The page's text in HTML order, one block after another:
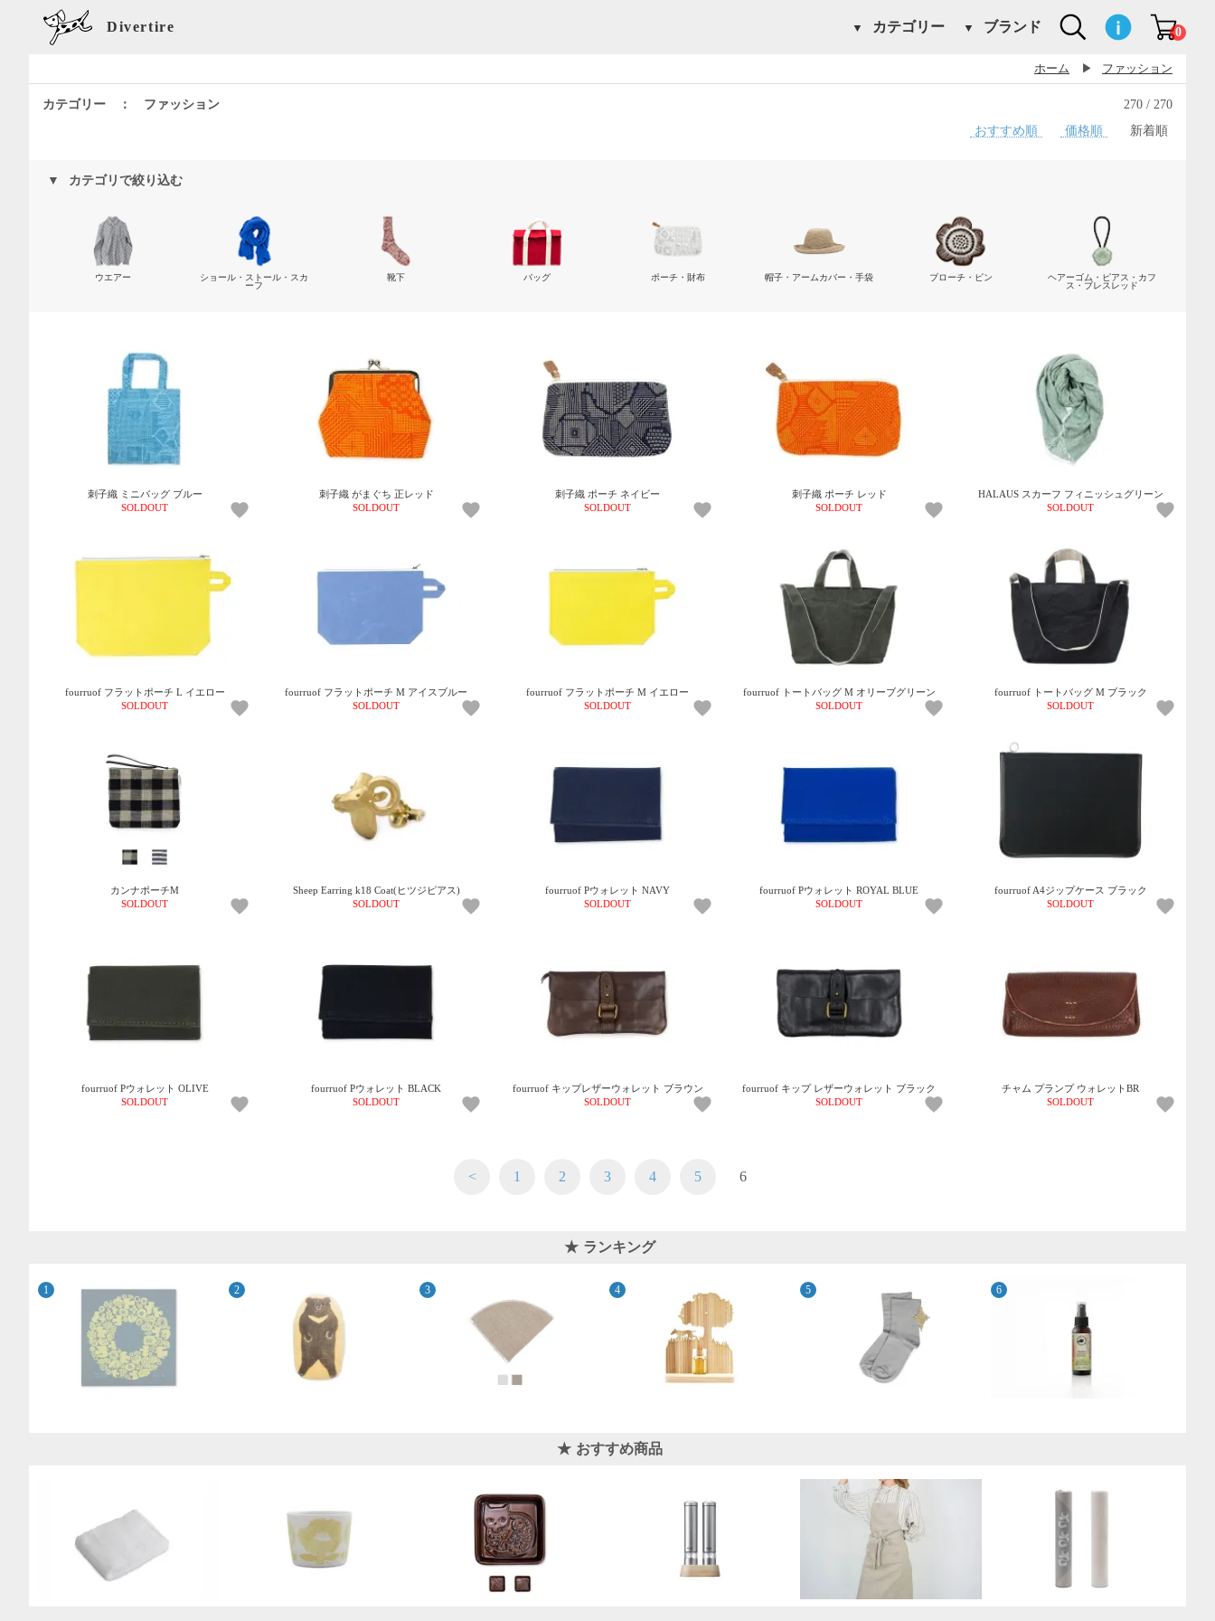
Divertire カテゴリー ブランド 0
ホーム ▶ ファッション
カテゴリー ： ファッション
270 / 270
おすすめ順
価格順 新着順
カテゴリで絞り込む
ウエアー
ショール・ストール・スカ
ーフ
靴下 バッグ ポーチ・財布 帽子・アームカバー・手袋 ブローチ・ピン
ヘアーゴム・ピアス・カフ
ス・ブレスレッド
刺子織 ミニバッグ ブルー
SOLDOUT
刺子織 がまぐち 正レッド
SOLDOUT
刺子織 ポーチ ネイビー
SOLDOUT
刺子織 ポーチ レッド
SOLDOUT
HALAUS スカーフ フィニッシュグリーン
SOLDOUT
fourruof フラットポーチ L イエロー
SOLDOUT
fourruof フラットポーチ M アイスブルー
SOLDOUT
fourruof フラットポーチ M イエロー
SOLDOUT
fourruof トートバッグ M オリーブグリーン
SOLDOUT
fourruof トートバッグ M ブラック
SOLDOUT
カンナポーチM
SOLDOUT
Sheep Earring k18 Coat(ヒツジピアス)
SOLDOUT
fourruof Pウォレット NAVY
SOLDOUT
fourruof Pウォレット ROYAL BLUE
SOLDOUT
fourruof A4ジップケース ブラック
SOLDOUT
fourruof Pウォレット OLIVE
SOLDOUT
fourruof Pウォレット BLACK
SOLDOUT
fourruof キップレザーウォレット ブラウン
SOLDOUT
fourruof キップ レザーウォレット ブラック
SOLDOUT
チャム プランプ ウォレットBR
SOLDOUT
< 1 2 3 4 5 6
ランキング
おすすめ商品